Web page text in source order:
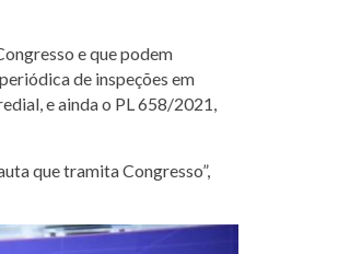
e que podem
de inspeções em
e ainda o PL 658/2021,
que tramita Congresso”,